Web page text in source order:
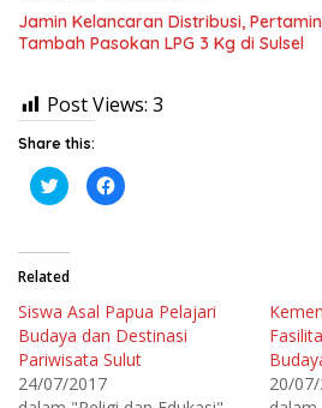
Jamin Kelancaran Distribusi,
Tambah Pasokan LPG 3 Kg di Sulsel
Post Views: 3
Share this:
K
l
n
u
b
r
b
a
g
K
l
m
e
m
b
a
i
Related
Siswa Asal Papua Pelajari
Budaya dan Destinasi
Pariwisata Sulut
24/07/2017
20/